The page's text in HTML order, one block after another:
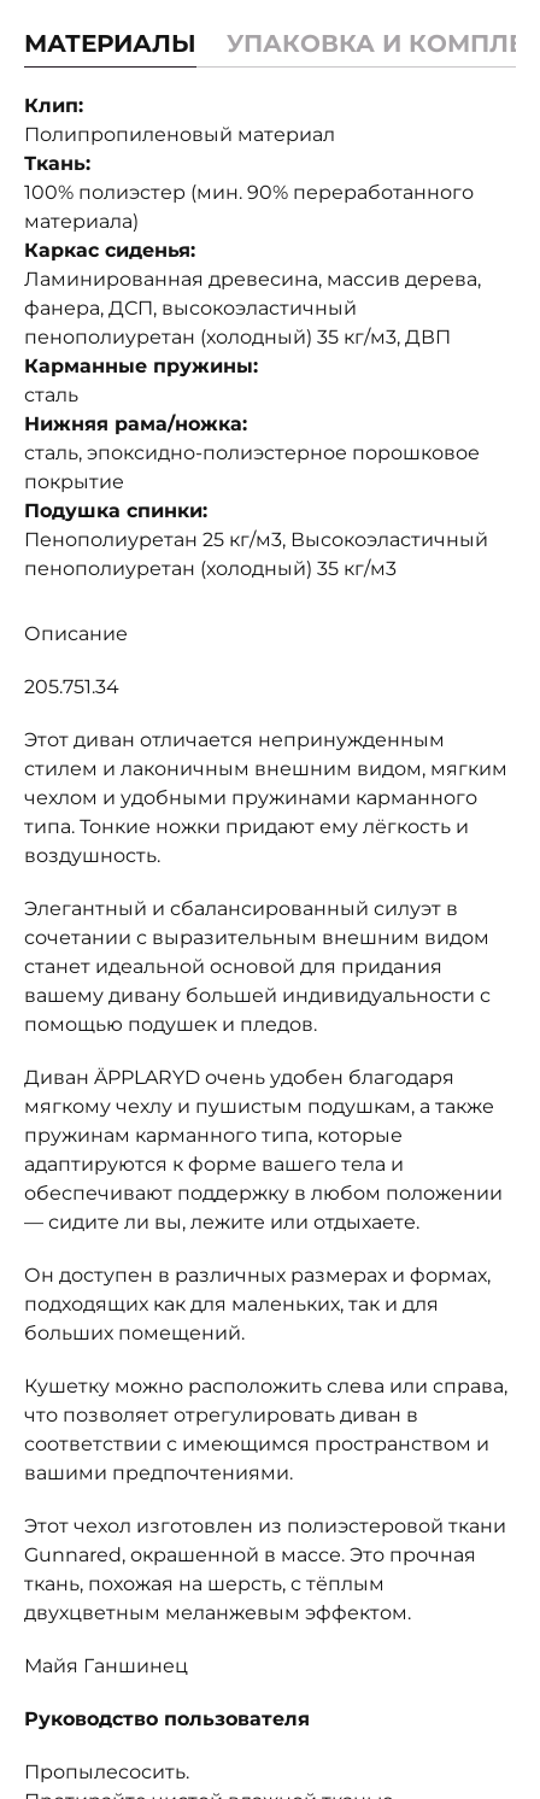
МАТЕРИАЛЫ УПАКОВКА И
Клип:
Полипропиленовый материал
Ткань:
100% полиэстер (мин. 90% переработанного
материала)
Каркас сиденья:
Ламинированная древесина, массив дерева,
фанера, ДСП, высокоэластичный
пенополиуретан (холодный) 35 кг/м3, ДВП
Карманные пружины:
сталь
Нижняя рама/ножка:
сталь, эпоксидно-полиэстерное порошковое
покрытие
Подушка спинки:
Пенополиуретан 25 кг/м3, Высокоэластичный
пенополиуретан (холодный) 35 кг/м3
Описание
205.751.34
Этот диван отличается непринужденным
стилем и лаконичным внешним видом, мягким
чехлом и удобными пружинами карманного
типа. Тонкие ножки придают ему лёгкость и
воздушность.
Элегантный и сбалансированный силуэт в
сочетании с выразительным внешним видом
станет идеальной основой для придания
вашему дивану большей индивидуальности с
помощью подушек и пледов.
Диван ÄPPLARYD очень удобен благодаря
мягкому чехлу и пушистым подушкам, а также
пружинам карманного типа, которые
адаптируются к форме вашего тела и
обеспечивают поддержку в любом положении
— сидите ли вы, лежите или отдыхаете.
Он доступен в различных размерах и формах,
подходящих как для маленьких, так и для
больших помещений.
Кушетку можно расположить слева или справа,
что позволяет отрегулировать диван в
соответствии с имеющимся пространством и
вашими предпочтениями.
Этот чехол изготовлен из полиэстеровой ткани
Gunnared, окрашенной в массе. Это прочная
ткань, похожая на шерсть, с тёплым
двухцветным меланжевым эффектом.
Майя Ганшинец
Руководство пользователя
Пропылесосить.